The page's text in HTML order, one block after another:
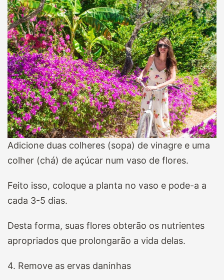
Adicione duas colheres (sopa) de vinagre e uma
colher (chá) de açúcar num vaso de flores.
Feito isso, coloque a planta no vaso e pode-a a
cada 3-5 dias.
Desta forma, suas flores obterão os nutrientes
apropriados que prolongarão a vida delas.
4. Remove as ervas daninhas